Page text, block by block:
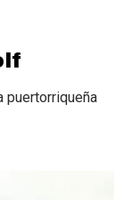
puertorriqueña